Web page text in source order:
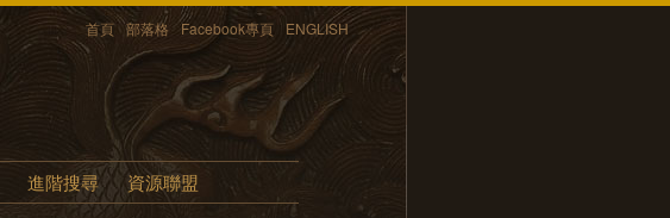
首頁 部落格 Facebook專頁 ENGLISH
進階搜尋 資源聯盟